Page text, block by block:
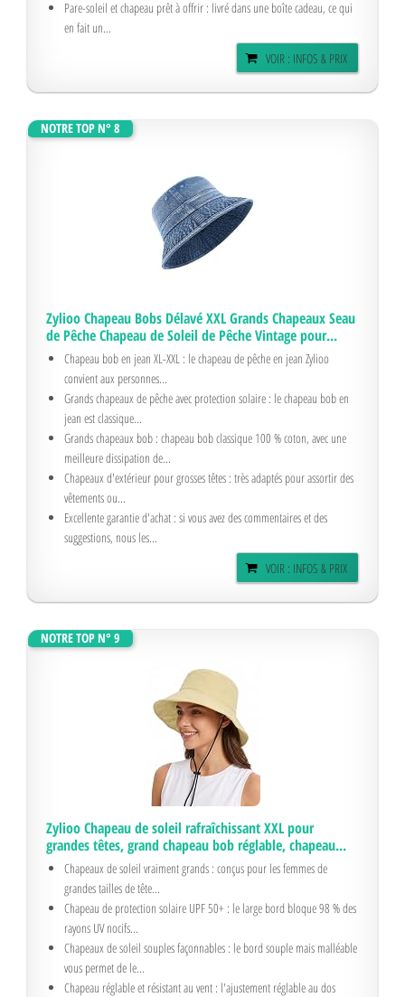
Pare-soleil et chapeau prêt à offrir : livré dans une boîte cadeau, ce qui
en fait un...
VOIR : INFOS & PRIX
NOTRE TOP N° 8
Zylioo Chapeau Bobs Délavé XXL Grands Chapeaux Seau
de Pêche Chapeau de Soleil de Pêche Vintage pour...
Chapeau bob en jean XL-XXL : le chapeau de pêche en jean Zylioo
convient aux personnes...
Grands chapeaux de pêche avec protection solaire : le chapeau bob en
jean est classique...
Grands chapeaux bob : chapeau bob classique 100 % coton, avec une
meilleure dissipation de...
Chapeaux d'extérieur pour grosses têtes : très adaptés pour assortir des
vêtements ou...
Excellente garantie d'achat : si vous avez des commentaires et des
suggestions, nous les...
VOIR : INFOS & PRIX
NOTRE TOP N° 9
Zylioo Chapeau de soleil rafraîchissant XXL pour
grandes têtes, grand chapeau bob réglable, chapeau...
Chapeaux de soleil vraiment grands : conçus pour les femmes de
grandes tailles de tête...
Chapeau de protection solaire UPF 50+ : le large bord bloque 98 % des
rayons UV nocifs...
Chapeaux de soleil souples façonnables : le bord souple mais malléable
vous permet de le...
Chapeau réglable et résistant au vent : l'ajustement réglable au dos